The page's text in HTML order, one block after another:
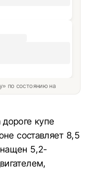
по состоянию на
купе
составляет 8,5
5,2-